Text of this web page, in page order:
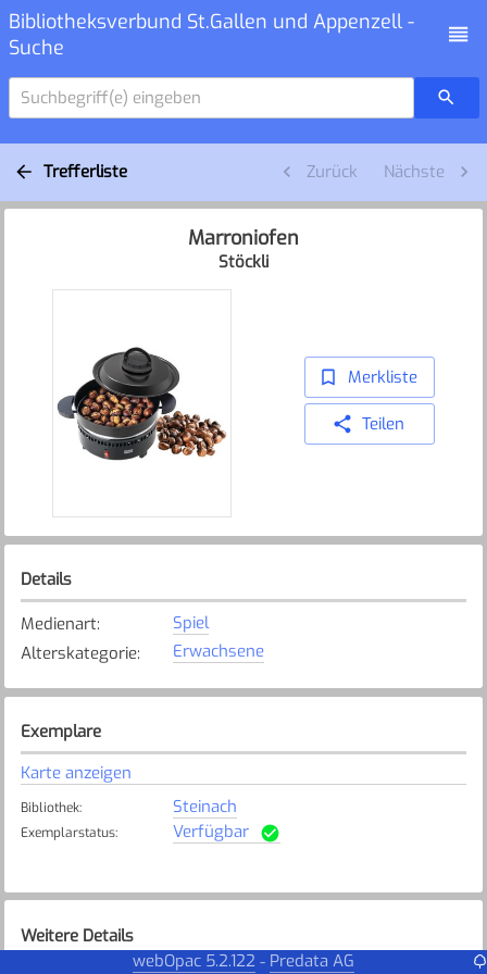
Bibliotheksverbund St.Gallen und Appenzell -
Suche
Suchbegriff(e) eingeben
Trefferliste Zurück Nächste
Marroniofen
Stöckli
Merkliste
Teilen
Details
Medienart:
Spiel
Alterskategorie: Erwachsene
Exemplare
Karte anzeigen
Bibliothek: Steinach
Exemplarstatus: Verfügbar
Weitere Details
webOpac 5.2.122 - Predata AG